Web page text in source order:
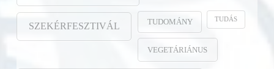
SZEKÉRFESZTIVÁL TUDOMÁNY TUDÁS
VEGETÁRIÁNUS